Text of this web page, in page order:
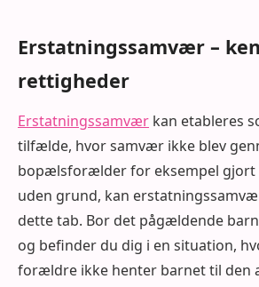
Erstatningssamvær –
rettigheder
Erstatningssamvær kan etableres
tilfælde, hvor samvær ikke blev
bopælsforælder for eksempel
uden grund, kan
dette tab. Bor det pågældende
og befinder du dig i en situation,
forældre ikke henter barnet til den